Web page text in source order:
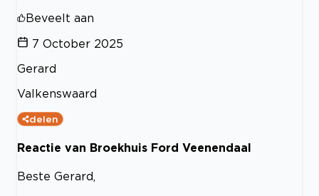
Beveelt aan
7 October 2025
Gerard
Valkenswaard
delen
Reactie van Broekhuis Ford Veenendaal
Beste Gerard,